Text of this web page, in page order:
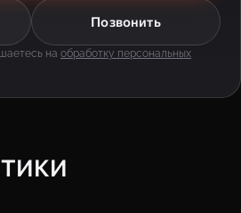
Позвонить
на обработку персональных